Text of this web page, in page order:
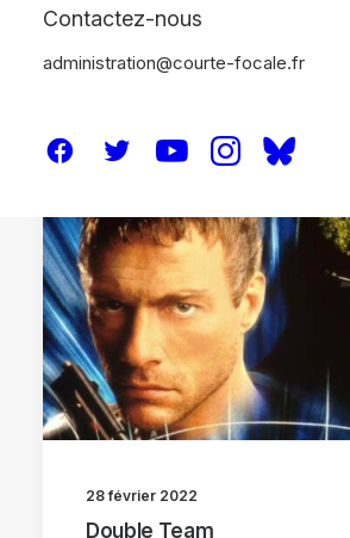
Contactez-nous
administration@courte-focale.fr
28 février 2022
Double Team